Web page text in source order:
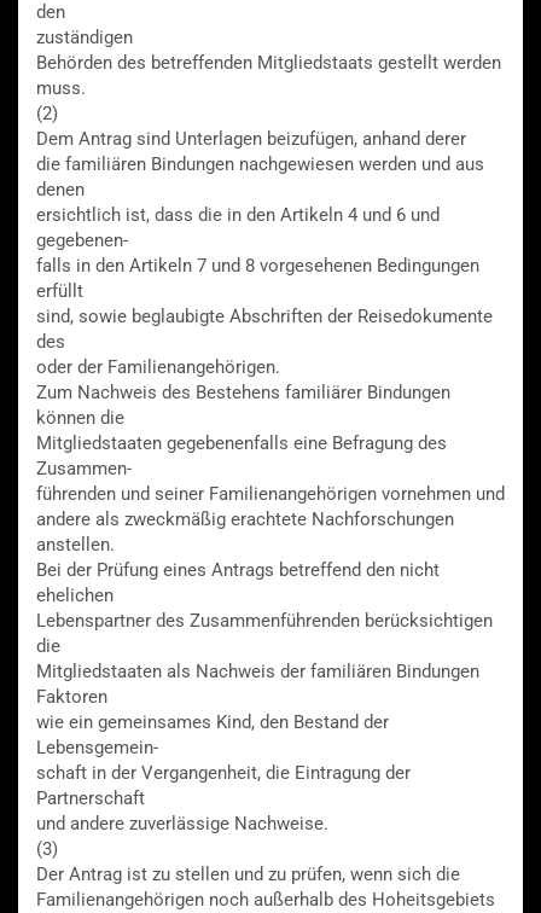
den
zuständigen
Behörden des betreffenden Mitgliedstaats gestellt werden
muss.
(2)
Dem Antrag sind Unterlagen beizufügen, anhand derer
die familiären Bindungen nachgewiesen werden und aus
denen
ersichtlich ist, dass die in den Artikeln 4 und 6 und
gegebenen-
falls in den Artikeln 7 und 8 vorgesehenen Bedingungen
erfüllt
sind, sowie beglaubigte Abschriften der Reisedokumente
des
oder der Familienangehörigen.
Zum Nachweis des Bestehens familiärer Bindungen
können die
Mitgliedstaaten gegebenenfalls eine Befragung des
Zusammen-
führenden und seiner Familienangehörigen vornehmen und
andere als zweckmäßig erachtete Nachforschungen
anstellen.
Bei der Prüfung eines Antrags betreffend den nicht
ehelichen
Lebenspartner des Zusammenführenden berücksichtigen
die
Mitgliedstaaten als Nachweis der familiären Bindungen
Faktoren
wie ein gemeinsames Kind, den Bestand der
Lebensgemein-
schaft in der Vergangenheit, die Eintragung der
Partnerschaft
und andere zuverlässige Nachweise.
(3)
Der Antrag ist zu stellen und zu prüfen, wenn sich die
Familienangehörigen noch außerhalb des Hoheitsgebiets